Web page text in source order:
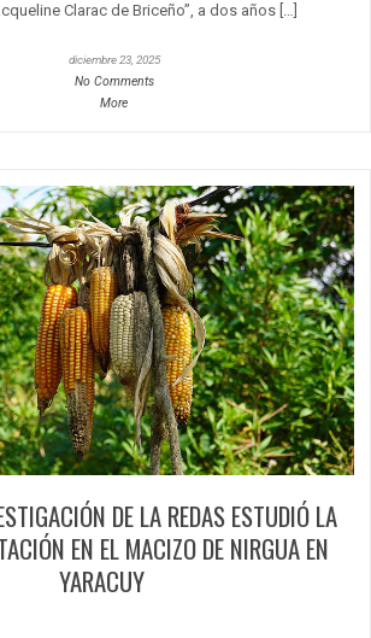
Clarac de Briceño”, a dos años […]
diciembre 23, 2025
No Comments
More
DE LA REDAS ESTUDIÓ LA
EN EL MACIZO DE NIRGUA EN
YARACUY